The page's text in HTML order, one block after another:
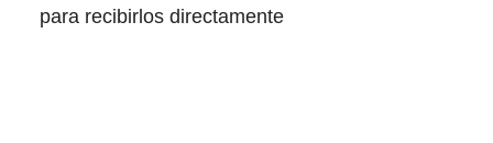
para recibirlos directamente